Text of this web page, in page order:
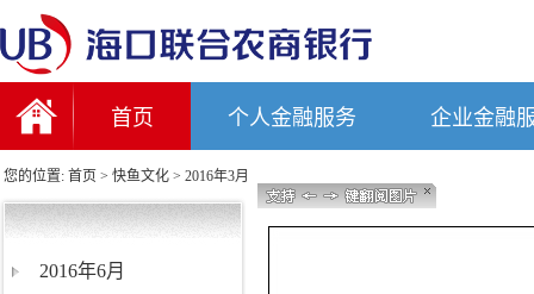
首页 个人金融服务 企业金融
您的位置: 首页 > 快鱼文化 > 2016年3月
2016年6月